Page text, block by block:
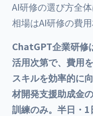
AI研修の選び方全
相場はAI研修の費
ChatGPT企業研修
活用次第で、費用
スキルを効率的に
材開発支援助成金
訓練のみ。半日・